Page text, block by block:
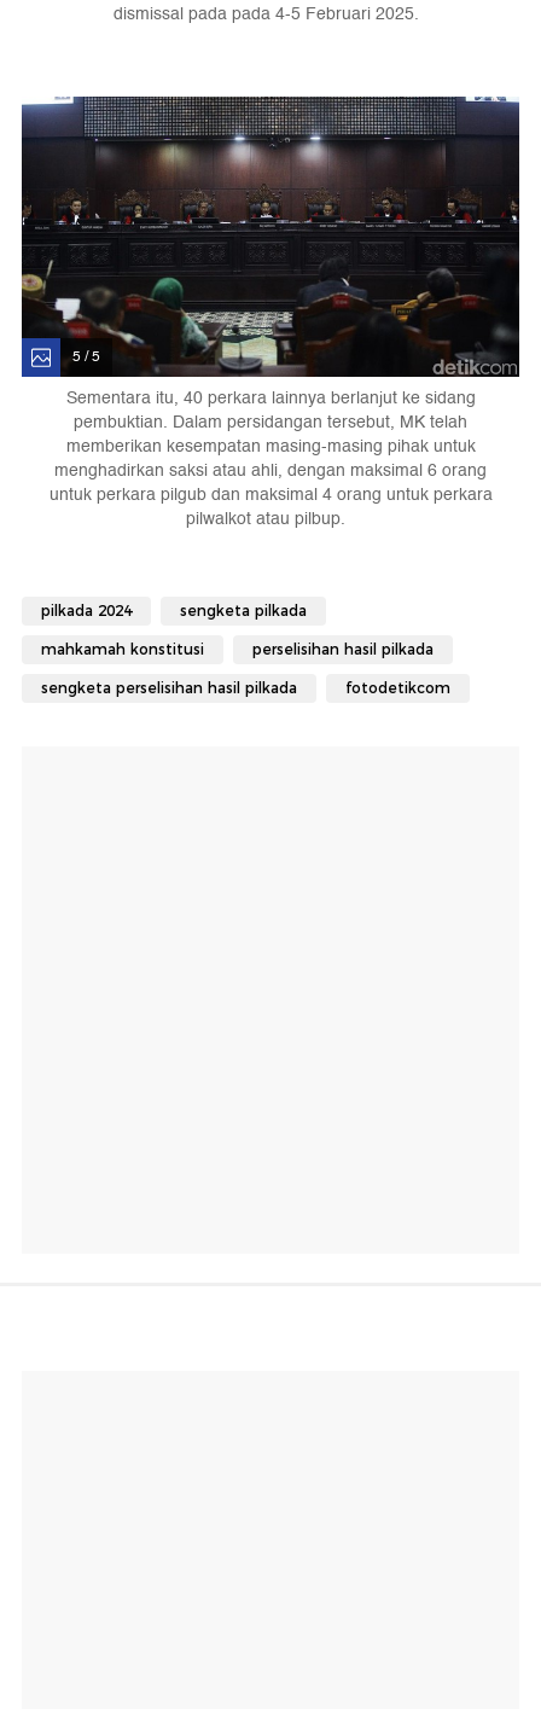
dismissal pada pada 4-5 Februari 2025.
5 / 5
Sementara itu, 40 perkara lainnya berlanjut ke sidang
pembuktian. Dalam persidangan tersebut, MK telah
memberikan kesempatan masing-masing pihak untuk
menghadirkan saksi atau ahli, dengan maksimal 6 orang
untuk perkara pilgub dan maksimal 4 orang untuk perkara
pilwalkot atau pilbup.
pilkada 2024 sengketa pilkada
mahkamah konstitusi perselisihan hasil pilkada
sengketa perselisihan hasil pilkada fotodetikcom